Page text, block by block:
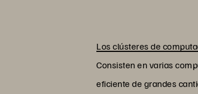
Los clústeres de
Consisten en varias
eficiente de grandes